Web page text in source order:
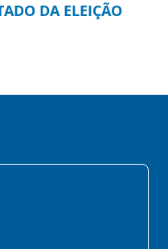
DA ELEIÇÃO